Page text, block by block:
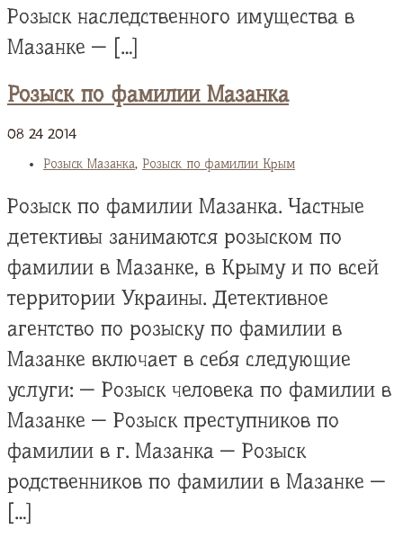
Розыск наследственного имущества в
Мазанке — […]
Розыск по фамилии Мазанка
08 24 2014
Розыск Мазанка, Розыск по фамилии Крым
Розыск по фамилии Мазанка. Частные
детективы занимаются розыском по
фамилии в Мазанке, в Крыму и по всей
территории Украины. Детективное
агентство по розыску по фамилии в
Мазанке включает в себя следующие
услуги: — Розыск человека по фамилии в
Мазанке — Розыск преступников по
фамилии в г. Мазанка — Розыск
родственников по фамилии в Мазанке —
[…]